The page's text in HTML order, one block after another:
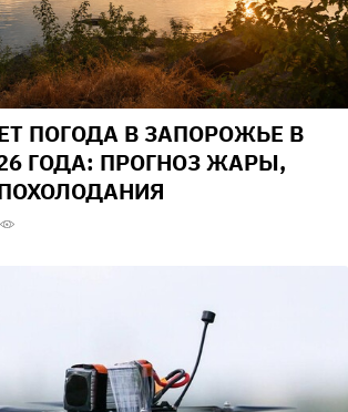
ПОГОДА В ЗАПОРОЖЬЕ В
ГОДА: ПРОГНОЗ ЖАРЫ,